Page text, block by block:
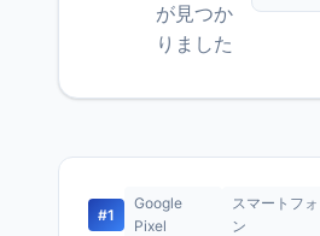
が見つか
りました
#1
Google
Pixel
スマートフォ
ン